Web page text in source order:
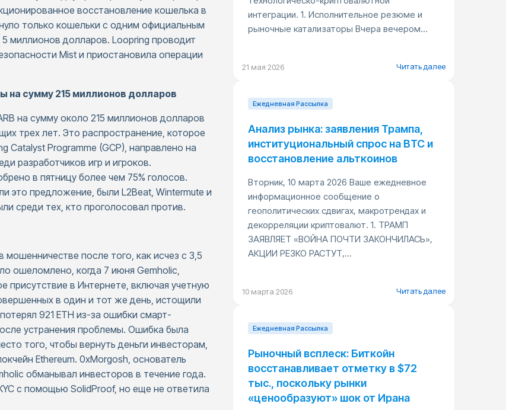
восстановление кошелька в
только кошельки с одним официальным
миллионов долларов. Loopring проводит
Mist и приостановила операции
на сумму 215 миллионов долларов
на сумму около 215 миллионов долларов
трех лет. Это распространение, которое
Catalyst Programme (GCP), направлено на
разработчиков игр и игроков.
в пятницу более чем 75% голосов.
это предложение, были L2Beat, Wintermute и
среди тех, кто проголосовал против.
после того, как исчез с 3,5
ошеломлено, когда 7 июня Gemholic,
присутствие в Интернете, включая учетную
в один и тот же день, истощили
921 ETH из-за ошибки смарт-
устранения проблемы. Ошибка была
того, чтобы вернуть деньги инвесторам,
Ethereum. 0xMorgosh, основатель
обманывал инвесторов в течение года.
с помощью SolidProof, но еще не ответила
интеграции. 1. Исполнительное резюме и
рыночные катализаторы Вчера вечером...
21 мая 2026 Читать далее
Ежедневная Pассылка
Анализ рынка: заявления Трампа,
институциональный спрос на BTC и
восстановление альткоинов
Вторник, 10 марта 2026 Ваше ежедневное
информационное сообщение о
геополитических сдвигах, макротрендах и
декорреляции криптовалют. 1. ТРАМП
ЗАЯВЛЯЕТ «ВОЙНА ПОЧТИ ЗАКОНЧИЛАСЬ»,
АКЦИИ РЕЗКО РАСТУТ,...
10 марта 2026 Читать далее
Ежедневная Pассылка
Рыночный всплеск: Биткойн
восстанавливает отметку в $72
тыс., поскольку рынки
«ценообразуют» шок от Ирана